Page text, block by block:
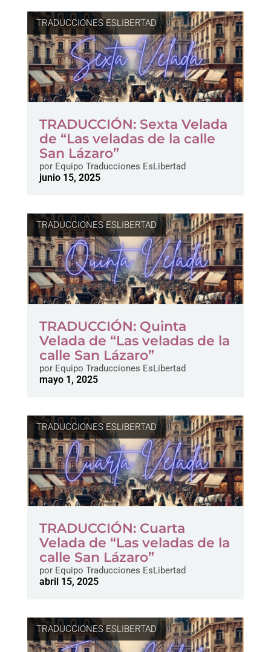
TRADUCCIONES ESLIBERTAD
TRADUCCIÓN: Sexta Velada
de “Las veladas de la calle
San Lázaro”
porEquipo Traducciones EsLibertad
junio 15, 2025
TRADUCCIONES ESLIBERTAD
TRADUCCIÓN: Quinta
Velada de “Las veladas de la
calle San Lázaro”
porEquipo Traducciones EsLibertad
mayo 1, 2025
TRADUCCIONES ESLIBERTAD
TRADUCCIÓN: Cuarta
Velada de “Las veladas de la
calle San Lázaro”
porEquipo Traducciones EsLibertad
abril 15, 2025
TRADUCCIONES ESLIBERTAD